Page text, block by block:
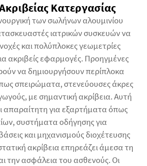
Κατεργασίας
των σωλήνων αλουμινίου
ιατρικών συσκευών να
και πολύπλοκες γεωμετρίες
ακριβείς εφαρμογές. Προηγμένες
να δημιουργήσουν περίπλοκα
σπειρώματα, στενεύουσες άκρες
με σημαντική ακρίβεια. Αυτή
απαραίτητη για εξαρτήματα όπως
συστήματα οδήγησης για
και μηχανισμούς διοχέτευσης
ακρίβεια επηρεάζει άμεσα τη
την ασφάλεια του ασθενούς. Οι